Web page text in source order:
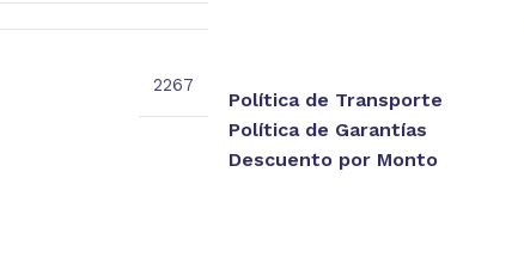
2267
Política de Transporte
Política de Garantías
Descuento por Monto